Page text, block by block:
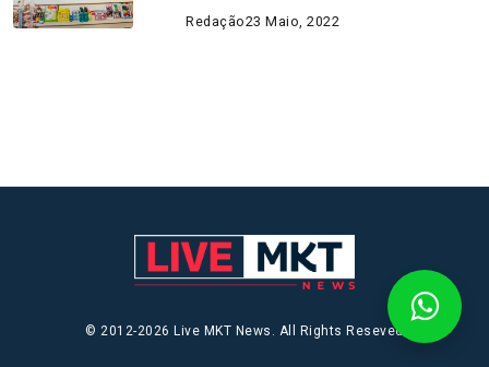
Redação23 Maio, 2022
© 2012-2026 Live MKT News. All Rights Reseved